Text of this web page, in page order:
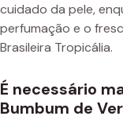
cuidado da pele,
perfumação e o
Brasileira Tropicália.
É necessário
Bumbum de